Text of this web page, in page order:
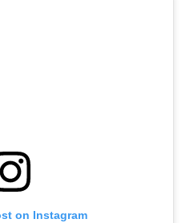
on Instagram